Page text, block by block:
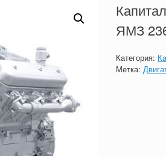
ЯМЗ
Категория:
Метка: